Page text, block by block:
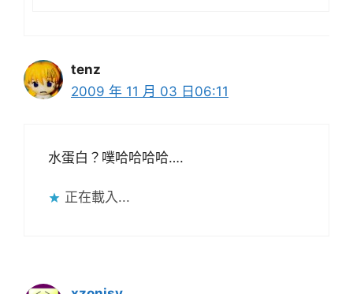
tenz
2009 年 11 月 03 日06:11
水蛋白？噗哈哈哈哈….
正在載入...